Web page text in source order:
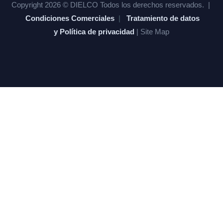
Copyright 2026 © DIELCO Todos los derechos reservados. |
Condiciones Comerciales | Tratamiento de datos
y Política de privacidad | Site Map